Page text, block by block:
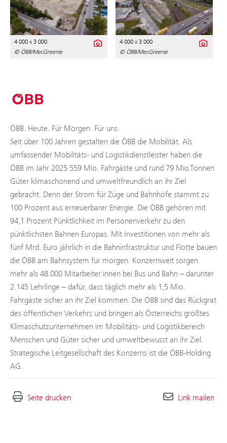
4 000 x 3 000
© ÖBB/MecGreenie
4 000 x 3 000
© ÖBB/MecGreenie
ÖBB. Heute. Für Morgen. Für uns.
Seit über 100 Jahren gestalten die ÖBB die Mobilität. Als
umfassender Mobilitäts- und Logistikdienstleister haben die
ÖBB im Jahr 2025 559 Mio. Fahrgäste und rund 79 Mio.Tonnen
Güter klimaschonend und umweltfreundlich an ihr Ziel
gebracht. Denn der Strom für Züge und Bahnhöfe stammt zu
100 Prozent aus erneuerbarer Energie. Die ÖBB gehören mit
94,1 Prozent Pünktlichkeit im Personenverkehr zu den
pünktlichsten Bahnen Europas. Mit Investitionen von mehr als
fünf Mrd. Euro jährlich in die Bahninfrastruktur und Flotte bauen
die ÖBB am Bahnsystem für morgen. Konzernweit sorgen
mehr als 48.000 Mitarbeiter:innen bei Bus und Bahn – darunter
2.145 Lehrlinge – dafür, dass täglich mehr als 1,5 Mio.
Fahrgäste sicher an ihr Ziel kommen. Die ÖBB sind das Rückgrat
des öffentlichen Verkehrs und bringen als Österreichs größtes
Klimaschutzunternehmen im Mobilitäts- und Logistikbereich
Menschen und Güter sicher und umweltbewusst an ihr Ziel.
Strategische Leitgesellschaft des Konzerns ist die ÖBB-Holding
AG.
Seite drucken Link mailen